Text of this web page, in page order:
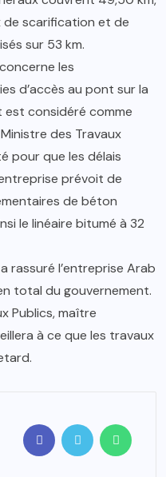
de scarification et de
sur 53 km.
les
d’accès au pont sur la
est considéré comme
des Travaux
pour que les délais
prévoit de
de béton
le linéaire bitumé à 32
rassuré l’entreprise Arab
total du gouvernement.
Publics, maître
à ce que les travaux